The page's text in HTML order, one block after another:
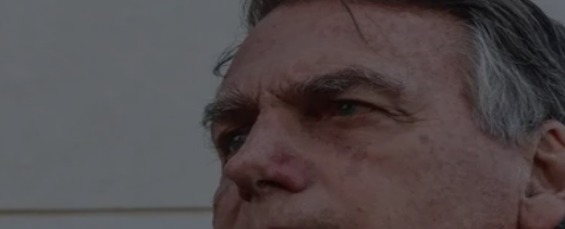
volta ao poder, os acontecimentos que desencadearam na perseguição
e todas as 'tramoias' da esquerda. Eleição, prisões, mídia, censura,
e muito mais... Está tudo documentado.
livro está na "mira" da censura e não se sabe até quando estará a
Caso tenha interesse, clique no link abaixo para adquirir essa obra: